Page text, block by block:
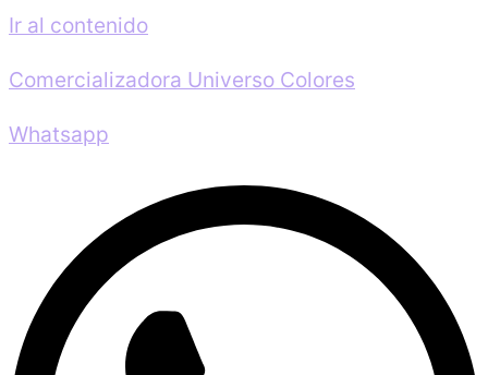
Ir al contenido
Comercializadora Universo Colores
Whatsapp